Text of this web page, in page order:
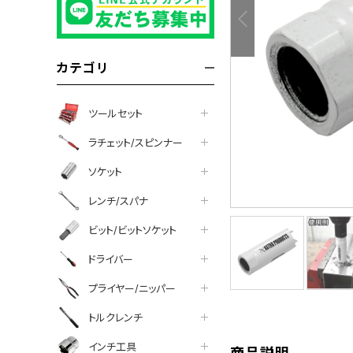
カテゴリ
ツールセット
ラチェット/スピンナー
ソケット
レンチ/スパナ
ビット/ビットソケット
ドライバー
プライヤー/ニッパー
トルクレンチ
インチ工具
facebook
line